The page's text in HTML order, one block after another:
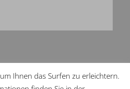
–Impressum–
Ihnen das Surfen zu erleichtern.